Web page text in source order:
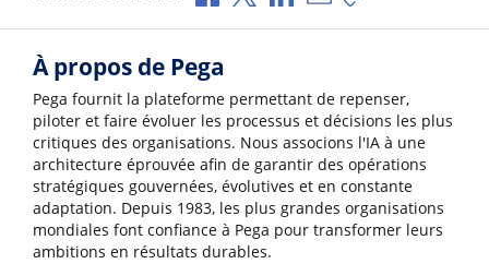
À propos de Pega
Pega fournit la plateforme permettant de repenser,
piloter et faire évoluer les processus et décisions les plus
critiques des organisations. Nous associons l'IA à une
architecture éprouvée afin de garantir des opérations
stratégiques gouvernées, évolutives et en constante
adaptation. Depuis 1983, les plus grandes organisations
mondiales font confiance à Pega pour transformer leurs
ambitions en résultats durables.